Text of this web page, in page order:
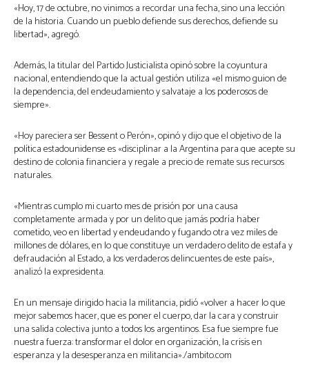
«Hoy, 17 de octubre, no vinimos a recordar una fecha, sino una lección
de la historia. Cuando un pueblo defiende sus derechos, defiende su
libertad», agregó.
Además, la titular del Partido Justicialista opinó sobre la coyuntura
nacional, entendiendo que la actual gestión utiliza «el mismo guion de
la dependencia, del endeudamiento y salvataje a los poderosos de
siempre».
«Hoy pareciera ser Bessent o Perón», opinó y dijo que el objetivo de la
política estadounidense es «disciplinar a la Argentina para que acepte su
destino de colonia financiera y regale a precio de remate sus recursos
naturales.
«Mientras cumplo mi cuarto mes de prisión por una causa
completamente armada y por un delito que jamás podría haber
cometido, veo en libertad y endeudando y fugando otra vez miles de
millones de dólares, en lo que constituye un verdadero delito de estafa y
defraudación al Estado, a los verdaderos delincuentes de este país»,
analizó la expresidenta.
En un mensaje dirigido hacia la militancia, pidió «volver a hacer lo que
mejor sabemos hacer, que es poner el cuerpo, dar la cara y construir
una salida colectiva junto a todos los argentinos. Esa fue siempre fue
nuestra fuerza: transformar el dolor en organización, la crisis en
esperanza y la desesperanza en militancia»./ambito.com